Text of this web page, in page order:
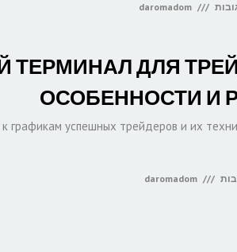
daromadom
ТЕРМИНАЛ ДЛЯ
ОСОБЕННОСТИ И
успешных трейдеров и их
daromadom